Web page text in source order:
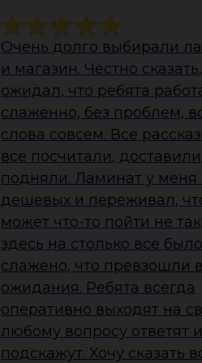
Очень долго выбирали
и магазин. Честно
ожидал, что ребята
слаженно, без проблем,
слова совсем. Все
все посчитали,
подняли. Ламинат у меня
дешевых и переживал,
может что-то пойти не
здесь на столько все было
слажено, что превзошли
ожидания. Ребята всегда
оперативно выходят на
любому вопросу ответят и
подскажут. Хочу сказать